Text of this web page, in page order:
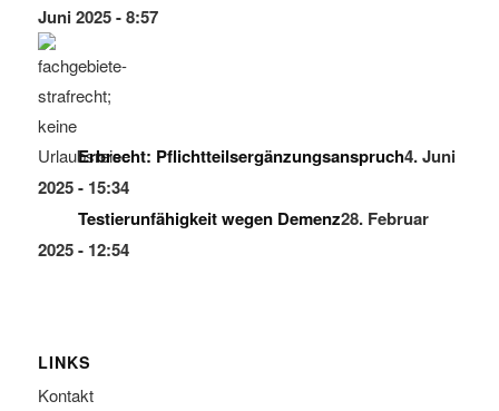
Juni 2025 - 8:57
Erbrecht: Pflichtteilsergänzungsanspruch4. Juni
2025 - 15:34
Testierunfähigkeit wegen Demenz28. Februar
2025 - 12:54
LINKS
Kontakt